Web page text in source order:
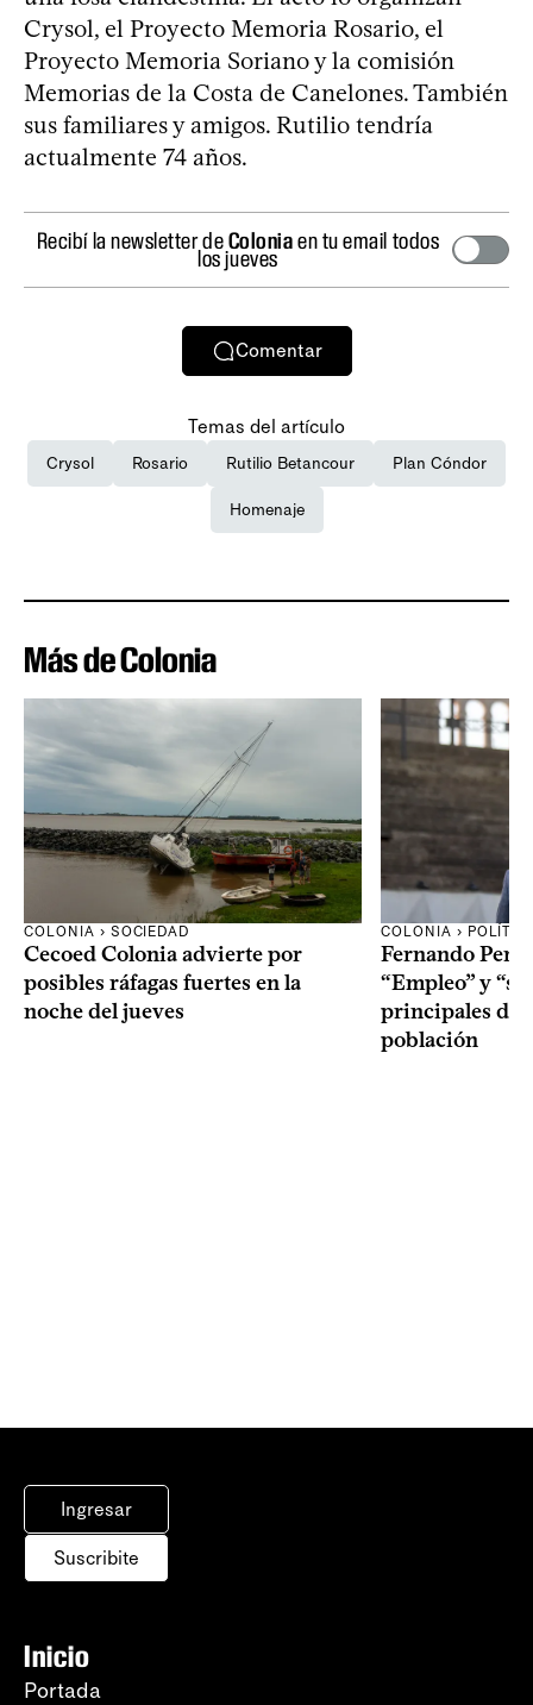
Crysol, el Proyecto Memoria Rosario, el
Proyecto Memoria Soriano y la comisión
Memorias de la Costa de Canelones. También
sus familiares y amigos. Rutilio tendría
actualmente 74 años.
Recibí la newsletter deColoniaen tu email todos
los jueves
Comentar
Temas del artículo
Crysol Rosario Rutilio Betancour Plan Cóndor
Homenaje
Más de Colonia
COLONIA › SOCIEDAD
Cecoed Colonia advierte por
posibles ráfagas fuertes en la
noche del jueves
COLONIA ›
Fernando
“Empleo” y
principales
población
Ingresar
Suscribite
Inicio
Portada